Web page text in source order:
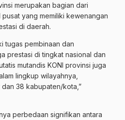
merupakan bagian dari
pusat yang memiliki kewenangan
di daerah.
tugas pembinaan dan
prestasi di tingkat nasional dan
mutandis KONI provinsi juga
lingkup wilayahnya,
38 kabupaten/kota,”
perbedaan signifikan antara